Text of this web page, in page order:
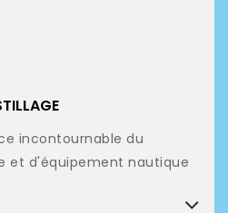
incontournable du
et d'équipement nautique